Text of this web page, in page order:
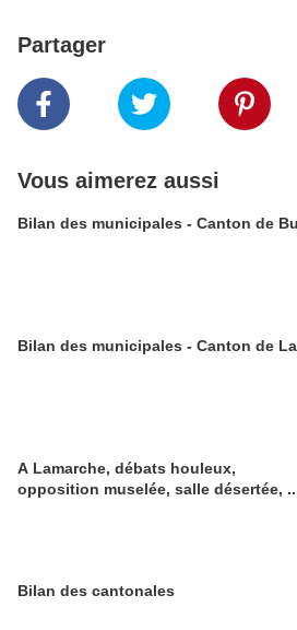
Partager
Vous aimerez aussi
Bilan des municipales - Canton de
Bilan des municipales - Canton de
A Lamarche, débats houleux,
opposition muselée, salle désertée,
Bilan des cantonales